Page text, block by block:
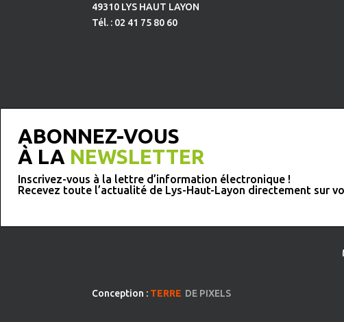
49310 LYS HAUT LAYON
Tél. : 02 41 75 80 60
ABONNEZ-VOUS
À LA NEWSLETTER
Inscrivez-vous à la lettre d’information électronique !
Recevez toute l’actualité de Lys-Haut-Layon directement sur
Conception : TERRE DE PIXELS